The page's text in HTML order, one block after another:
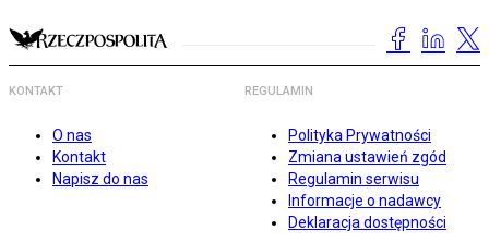
KONTAKT
O nas
Kontakt
Napisz do nas
REGULAMIN
Polityka Prywatności
Zmiana ustawień zgód
Regulamin serwisu
Informacje o nadawcy
Deklaracja dostępności